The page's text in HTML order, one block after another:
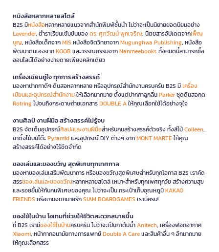
หนังสือหลากหลายสไตล์
B2S มีหนังสือหลากหลายแนวจากสำนักพิมพ์ชั้นนำ ไม่ว่าจะเป็นนิยายยอดนิยมอย่าง
Lavender, ตำราเรียนเข้มข้นของดร. ศุภวัฒน์ พุกเจริญ, นิตยสารอัปเดตจากเพ็ญ
บุญ, หนังสือเด็กจากMIS หนังสือจิตวิทยาจากMugunghwa Publishing, หนังสือ
พัฒนาตนเองจากKOOB และวรรณกรรมจากNanmeebooks ทั้งหมดนี้สามารถซื้อ
ออนไลน์ได้อย่างง่ายดายเพียงคลิกเดียว
เครื่องเขียนคู่ใจ ทุกการสร้างสรรค์
มองหาปากกาดีๆ ดินสอหลากหลาย หรืออุปกรณ์สำนักงานครบครัน B2S มีเครื่อง
เขียนและอุปกรณ์สำนักงานให้เลือกมากมาย ตั้งแต่ปากกาลูกลื่นParkerชุดดินสอกด
Rotringไปจนถึงกระดาษถ่ายเอกสารDOUBLE Aให้คุณเลือกใช้ได้อย่างจุใจ
งานศิลป์ งานฝีมือ สร้างสรรค์ไม่รู้จบ
B2S จัดเต็มอุปกรณ์ศิลปะและงานฝีมือสำหรับคนสร้างสรรค์ตัวจริง ทั้งสีไม้Colleen,
ขาตั้งไม้บนโต๊ะPyramidและอุปกรณ์ DIY ต่างๆ จากMONT MARTEให้คุณ
สร้างสรรค์ได้อย่างไร้ขีดจำกัด
ของเล่นและของขวัญ สุดพิเศษทุกเทศกาล
มองหาของเล่นเสริมพัฒนาการ หรือของขวัญสุดพิเศษสำหรับทุกโอกาส B2S เราคัด
สรรของเล่นและของขวัญหลากหลายสไตล์ เหมาะสำหรับทุกเพศทุกวัย สร้างความสุข
และรอยยิ้มให้กับคนพิเศษของคุณ ไม่ว่าจะเป็น กระเป๋าเก็บอุณหภูมิKAKAO
FRIENDS หรือเกมจดหมายรักSIAM BOARDGAMES เรามีครบ!
ของใช้ในบ้าน ไอเทมที่ช่วยให้ชีวิตสะดวกสบายขึ้น
ที่ B2S เรามีของใช้ในบ้านครบครัน ไม่ว่าจะเป็นกาต้มน้ำAnitech, เครื่องฟอกอากาศ
Xiaomi, หน้ากากอนามัยทางการแพทย์Double A Careและสินค้าอื่น ๆ อีกมากมาย
ให้คุณเลือกสรร